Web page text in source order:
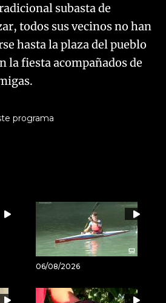
subasta de
todos sus vecinos no han
hasta la plaza del pueblo
la fiesta acompañados de
programa
06/08/2026